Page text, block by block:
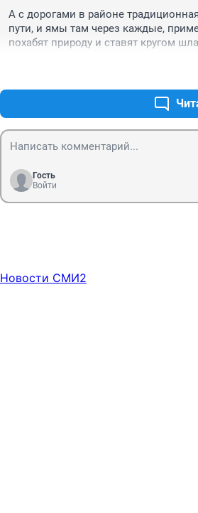
А с дорогами в районе
пути, и ямы там через каждые,
похабят природу и ставят кругом
Гость
Войти
Новости СМИ2